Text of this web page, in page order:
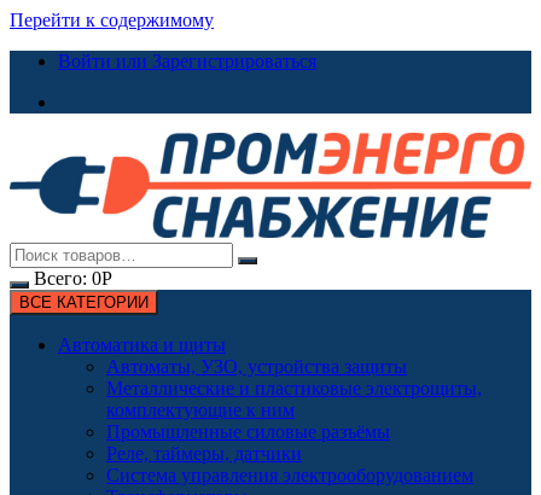
Перейти к содержимому
Войти или Зарегистрироваться
Всего: 0Р
ВСЕ КАТЕГОРИИ
Автоматика и щиты
Автоматы, УЗО, устройства защиты
Металлические и пластиковые электрощиты,
комплектующие к ним
Промышленные силовые разъёмы
Реле, таймеры, датчики
Система управления электрооборудованием